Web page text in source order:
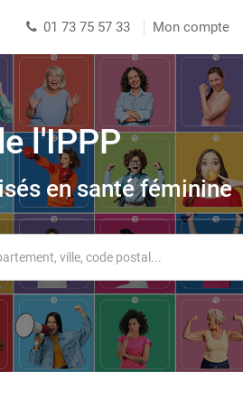
01 73 75 57 33 Mon compte
l'IPPP
en santé féminine